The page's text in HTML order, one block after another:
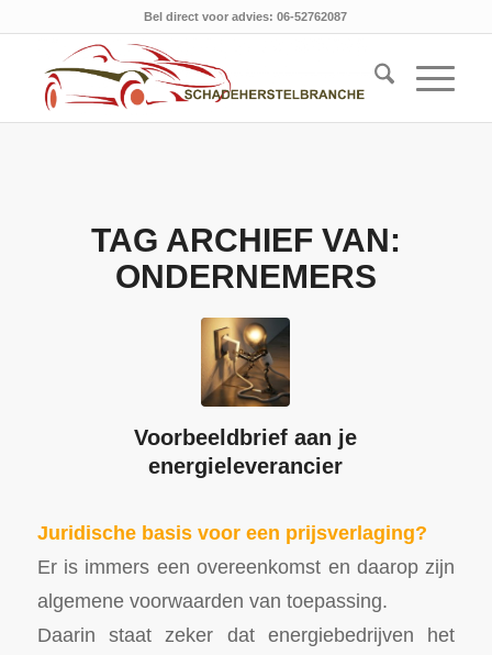
Bel direct voor advies: 06-52762087
TAG ARCHIEF VAN:
ONDERNEMERS
Voorbeeldbrief aan je
energieleverancier
Juridische basis voor een prijsverlaging?
Er is immers een overeenkomst en daarop zijn
algemene voorwaarden van toepassing.
Daarin staat zeker dat energiebedrijven het